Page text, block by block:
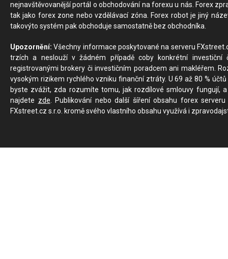
nejnavštěvovanější portál o obchodování na forexu u nás. Forex
tak jako forex zone nebo vzdělávací zóna. Forex robot je jiný
takovýto systém pak obchoduje samostatně bez obchodníka.
Upozornění: Všechny informace poskytované na serveru
trzích a neslouží v žádném případě coby konkrétní investiční
registrovanými brokery či investičním poradcem ani makléřem.
vysokým rizikem rychlého vzniku finanční ztráty. U 69 až 80 %
byste zvážit, zda rozumíte tomu, jak rozdílové smlouvy fungují,
najdete zde. Publikování nebo další šíření obsahu forex
FXstreet.cz s.r.o. kromě svého vlastního obsahu využívá i